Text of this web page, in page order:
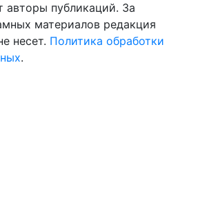
авторы публикаций. За
материалов редакция
несет. Политика обработки
.